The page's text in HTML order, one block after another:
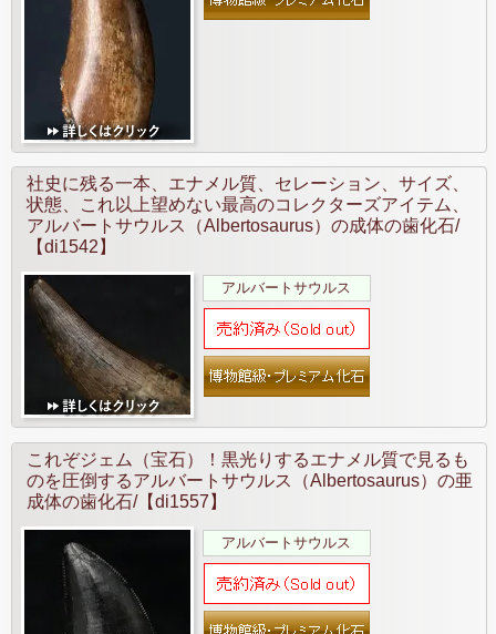
社史に残る一本、エナメル質、セレーション、サイズ、
状態、これ以上望めない最高のコレクターズアイテム、
アルバートサウルス（Albertosaurus）の成体の歯化石/
【di1542】
アルバートサウルス
これぞジェム（宝石）！黒光りするエナメル質で見るも
のを圧倒するアルバートサウルス（Albertosaurus）の亜
成体の歯化石/【di1557】
アルバートサウルス